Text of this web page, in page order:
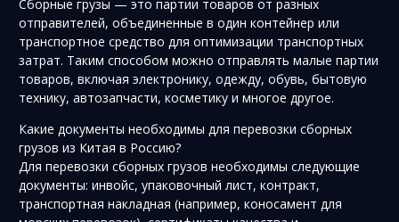
Сборные грузы — это партии товаров от разных
отправителей, объединенные в один контейнер или
транспортное средство для оптимизации транспортных
затрат. Таким способом можно отправлять малые партии
товаров, включая электронику, одежду, обувь, бытовую
технику, автозапчасти, косметику и многое другое.
Какие документы необходимы для перевозки сборных
грузов из Китая в Россию?
Для перевозки сборных грузов необходимы следующие
документы: инвойс, упаковочный лист, контракт,
транспортная накладная (например, коносамент для